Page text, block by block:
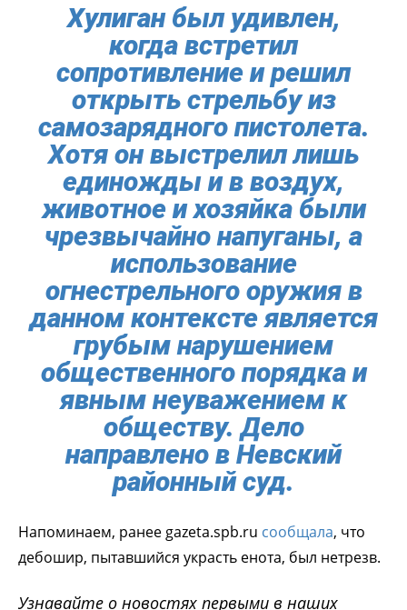
Хулиган был удивлен,
когда встретил
сопротивление и решил
открыть стрельбу из
самозарядного пистолета.
Хотя он выстрелил лишь
единожды и в воздух,
животное и хозяйка были
чрезвычайно напуганы, а
использование
огнестрельного оружия в
данном контексте является
грубым нарушением
общественного порядка и
явным неуважением к
обществу. Дело
направлено в Невский
районный суд.
Напоминаем, ранее gazeta.spb.ru сообщала, что
дебошир, пытавшийся украсть енота, был нетрезв.
Узнавайте о новостях первыми в наших